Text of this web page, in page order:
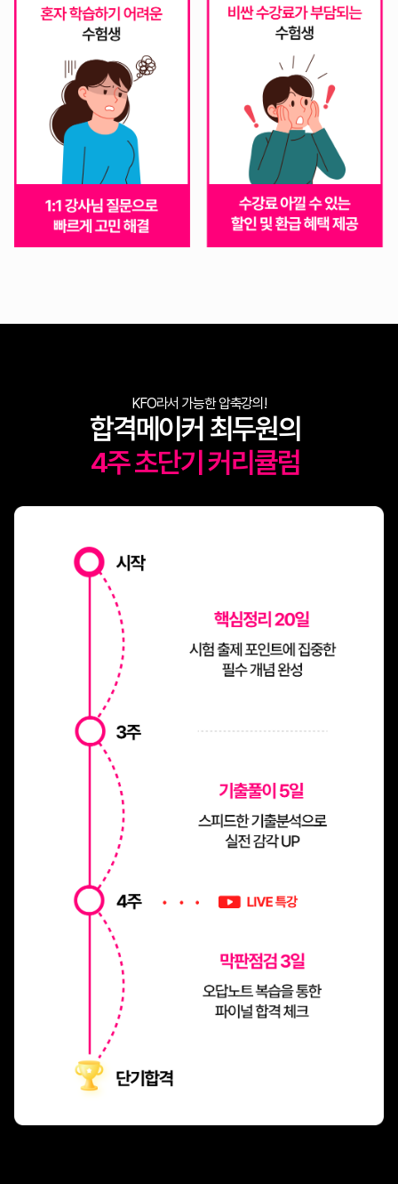
KFO라서 가능한 압축강의!
합격메이커 최두원의
4주 초단기 커리큘럼